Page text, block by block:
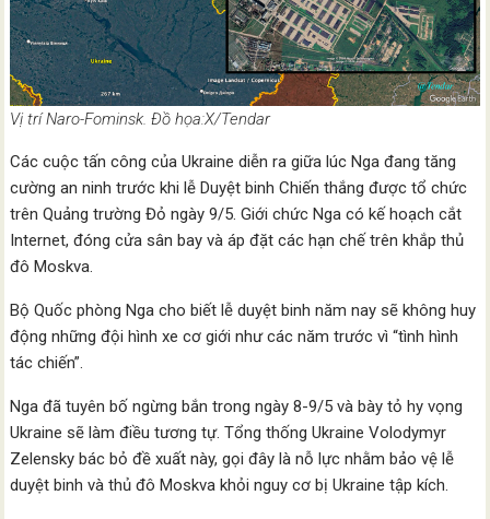
Vị trí Naro-Fominsk. Đồ họa:X/Tendar
Các cuộc tấn công của Ukraine diễn ra giữa lúc Nga đang tăng
cường an ninh trước khi lễ Duyệt binh Chiến thắng được tổ chức
trên Quảng trường Đỏ ngày 9/5. Giới chức Nga có kế hoạch cắt
Internet, đóng cửa sân bay và áp đặt các hạn chế trên khắp thủ
đô Moskva.
Bộ Quốc phòng Nga cho biết lễ duyệt binh năm nay sẽ không huy
động những đội hình xe cơ giới như các năm trước vì “tình hình
tác chiến”.
Nga đã tuyên bố ngừng bắn trong ngày 8-9/5 và bày tỏ hy vọng
Ukraine sẽ làm điều tương tự. Tổng thống Ukraine Volodymyr
Zelensky bác bỏ đề xuất này, gọi đây là nỗ lực nhằm bảo vệ lễ
duyệt binh và thủ đô Moskva khỏi nguy cơ bị Ukraine tập kích.